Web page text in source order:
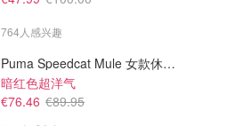
764人感兴趣
Puma Speedcat Mule 女款休闲运动鞋
暗红色超洋气
€76.46 €89.95